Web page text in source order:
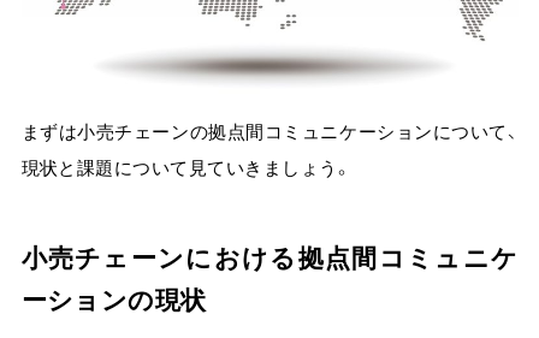
まずは小売チェーンの拠点間コミュニケーションについて、
現状と課題について見ていきましょう。
小売チェーンにおける拠点間コミュニケ
ーションの現状